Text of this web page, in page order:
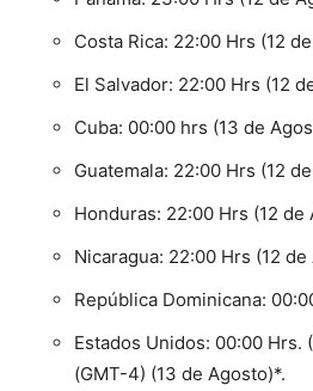
Costa Rica: 22:00 Hrs (12
El Salvador: 22:00 Hrs (12
Cuba: 00:00 hrs (13 de
Guatemala: 22:00 Hrs (12
Honduras: 22:00 Hrs (12 de
Nicaragua: 22:00 Hrs (12 de
República Dominicana:
Estados Unidos: 00:00 Hrs.
(GMT-4) (13 de Agosto)*.